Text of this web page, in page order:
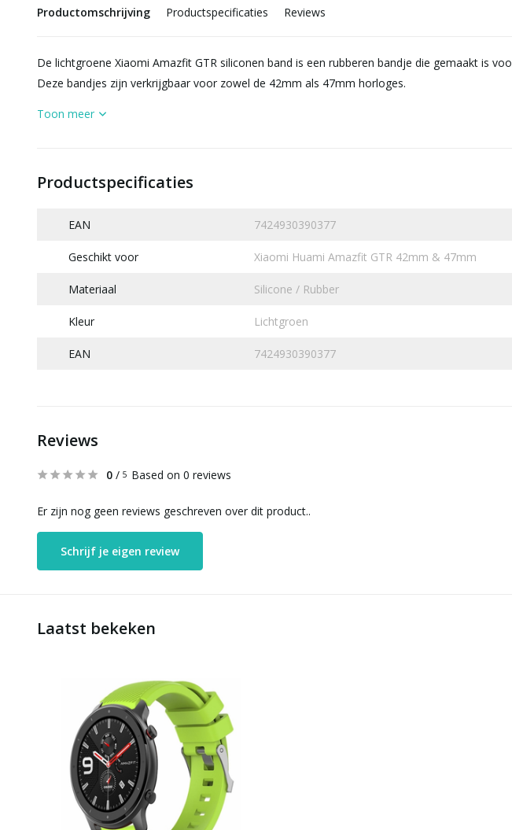
Productomschrijving Productspecificaties Reviews
De lichtgroene Xiaomi Amazfit GTR siliconen band is een rubberen bandje die gemaakt is
Deze bandjes zijn verkrijgbaar voor zowel de 42mm als 47mm horloges.
Toon meer
Productspecificaties
EAN 7424930390377
Geschikt voor Xiaomi Huami Amazfit GTR 42mm & 47mm
Materiaal Silicone / Rubber
Kleur Lichtgroen
EAN 7424930390377
Reviews
0 / 5 Based on 0 reviews
Er zijn nog geen reviews geschreven over dit product..
Schrijf je eigen review
Laatst bekeken